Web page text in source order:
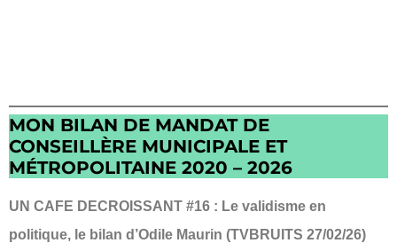
MON BILAN DE MANDAT DE
CONSEILLÈRE MUNICIPALE ET
MÉTROPOLITAINE 2020 – 2026
UN CAFE DECROISSANT #16 : Le validisme en
politique, le bilan d’Odile Maurin (TVBRUITS 27/02/26)